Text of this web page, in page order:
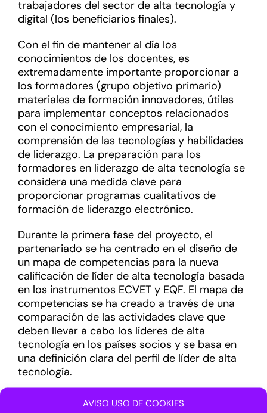
AVISO USO DE COOKIES
trabajadores del sector de alta tecnología y
digital (los beneficiarios finales).
Con el fin de mantener al día los
conocimientos de los docentes, es
extremadamente importante proporcionar a
los formadores (grupo objetivo primario)
materiales de formación innovadores, útiles
para implementar conceptos relacionados
con el conocimiento empresarial, la
comprensión de las tecnologías y habilidades
de liderazgo. La preparación para los
formadores en liderazgo de alta tecnología se
considera una medida clave para
proporcionar programas cualitativos de
formación de liderazgo electrónico.
Durante la primera fase del proyecto, el
partenariado se ha centrado en el diseño de
un mapa de competencias para la nueva
calificación de líder de alta tecnología basada
en los instrumentos ECVET y EQF. El mapa de
competencias se ha creado a través de una
comparación de las actividades clave que
deben llevar a cabo los líderes de alta
tecnología en los países socios y se basa en
una definición clara del perfil de líder de alta
tecnología.
En paralelo con la finalización de la primera